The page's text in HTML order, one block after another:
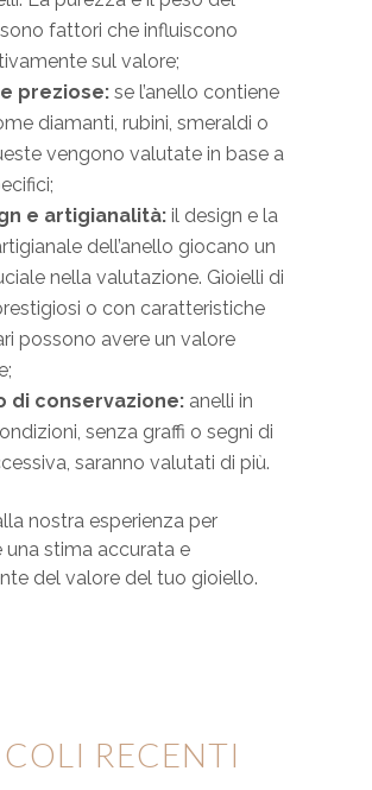
fattori che influiscono
sul valore;
preziose: se l’anello contiene
diamanti, rubini, smeraldi o
vengono valutate in base a
e artigianalità: il design e la
dell’anello giocano un
nella valutazione. Gioielli di
o con caratteristiche
possono avere un valore
di conservazione: anelli in
senza graffi o segni di
saranno valutati di più.
nostra esperienza per
una stima accurata e
del valore del tuo gioiello.
RECENTI